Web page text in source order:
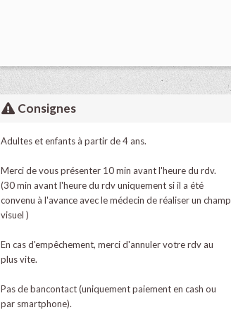
Consignes
Adultes et enfants à partir de 4 ans.
Merci de vous présenter 10 min avant l'heure du rdv.
(30 min avant l'heure du rdv uniquement si il a été
convenu à l'avance avec le médecin de réaliser un champ
visuel )
En cas d'empêchement, merci d'annuler votre rdv au
plus vite.
Pas de bancontact (uniquement paiement en cash ou
par smartphone).